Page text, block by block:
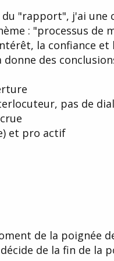
"rapport", j'ai une
: "processus de
la confiance et
des
pas de
et pro actif
de la poignée
de la fin de la